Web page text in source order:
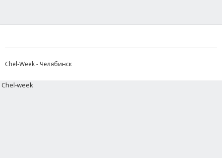
Chel-Week - Челябинск
Chel-week